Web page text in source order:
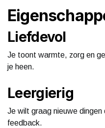
Liefdevol
Je toont warmte, zorg en
je heen.
Leergierig
Je wilt graag nieuwe
feedback.